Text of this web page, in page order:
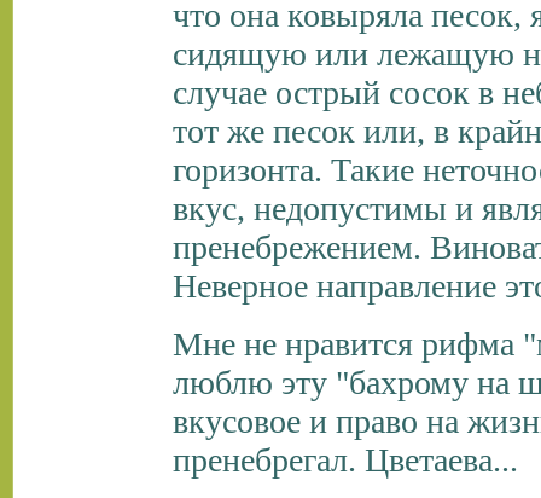
что она ковыряла песок,
сидящую или лежащую
случае острый сосок в
тот же песок или, в
горизонта. Такие
вкус, недопустимы и
пренебрежением.
Неверное направление
Мне не нравится рифма
люблю эту "бахрому на
вкусовое и право на
пренебрегал. Цветаева...